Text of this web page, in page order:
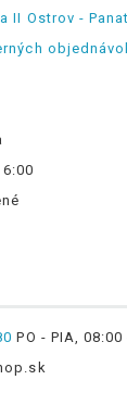
II Ostrov -
PO - PIA, 08:00